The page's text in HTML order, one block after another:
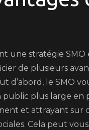
une stratégie SMO
de plusieurs
d’abord, le SMO
public plus large en
et attrayant sur
Cela peut